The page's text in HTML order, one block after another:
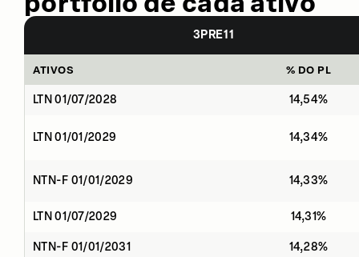
3PRE11
ATIVOS % DO PL
LTN 01/07/2028 14,54%
LTN 01/01/2029 14,34%
NTN-F 01/01/2029 14,33%
LTN 01/07/2029 14,31%
NTN-F 01/01/2031 14,28%